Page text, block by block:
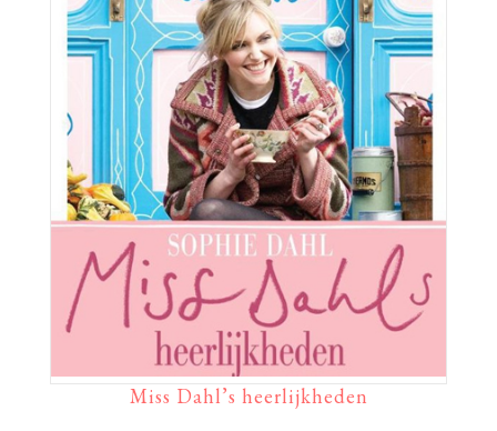
Miss Dahl’s heerlijkheden